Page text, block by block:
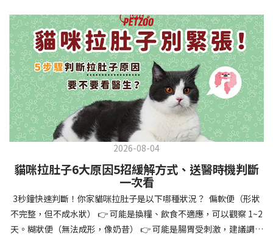
的行為問題，並建立人犬間的健康關係。 建立安全健康的生活環境
透過基礎訓練，幼犬能學會家居規則，避免危險行為和破壞家具。
像是「不」和「放下」等指令可以阻止幼犬咬電線或誤食有害物
質，有效降低居家意外風險。規律的如廁訓練則能養成良好衛生習
慣，讓家中環境保持乾淨舒適。增強溝通與信任關係訓練過程就像
建立一種共同語言，幫助你和幼犬更好地理解彼此。當幼犬學會回
應你的指令，不只增加了互動機會，也建立了主人作為領導者的地
位。正向獎勵式訓練更能培養幼犬對你的信任感，強化情感連結，
創造更和諧的相處模式。培養社交技能與適應能力及早接觸各種環
境和刺激，能幫助幼犬成長為自信穩定的成犬。適當的社會化訓練
讓牠們學會如何與其他狗狗、動物和人類和平相處，減少恐懼或攻
擊行為。這種適應能力使幼犬未來能從容面對獸醫檢查、美容
salon、寄宿或旅行等各種情境，大大提升生活品質。 訓練幼犬不只
是教會指令，更是塑造性格和習慣的過程！ 透過耐心且一致的訓
練，你不僅能擁有一隻聽話的好狗狗，更能建立起相互尊重的終身
2026-08-04
貓咪拉肚子6大原因5招緩解方式、送醫時機判斷
一次看
3秒鐘快速判斷！你家貓咪拉肚子是以下哪種狀況？ 偏軟便（形狀
不完整，但不成水狀） 👉 可能是換糧、飲食不適應，可以觀察 1~2
天。糊狀便（無法成形，像奶昔） 👉 可能是腸胃受刺激，建議調整